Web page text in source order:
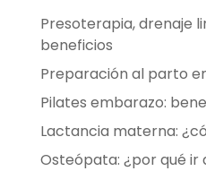
Presoterapia, drenaje
beneficios
Preparación al parto
Pilates embarazo:
Lactancia materna:
Osteópata: ¿por qué ir